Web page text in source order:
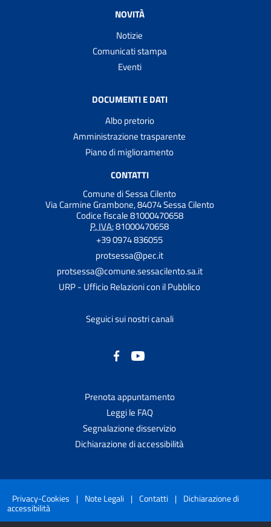
NOVITÀ
Notizie
Comunicati stampa
Eventi
DOCUMENTI E DATI
Albo pretorio
Amministrazione trasparente
Piano di miglioramento
CONTATTI
Comune di Sessa Cilento
Via Carmine Grambone, 84074 Sessa Cilento
Codice fiscale 81000470658
P. IVA:81000470658
+39 0974 836055
protsessa@pec.it
protsessa@comune.sessacilento.sa.it
URP - Ufficio Relazioni con il Pubblico
Seguici sui nostri canali
Prenota appuntamento
Leggi le FAQ
Segnalazione disservizio
Dichiarazione di accessibilità
Privacy-Cookies | Note Legali | Contatti | Dichiarazione di
accessibilità